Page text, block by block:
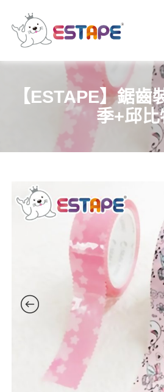
王
帶・
膠
【ESTAPE】鋸齒
季+邱比